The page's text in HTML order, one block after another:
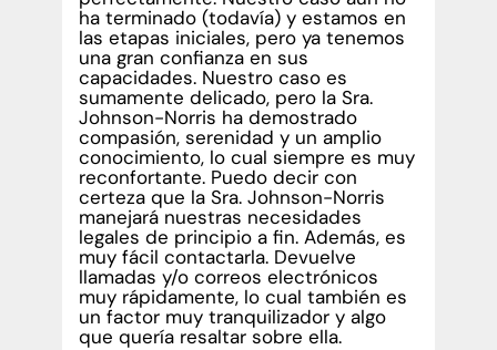
ha terminado (todavía) y estamos en
las etapas iniciales, pero ya tenemos
una gran confianza en sus
capacidades. Nuestro caso es
sumamente delicado, pero la Sra.
Johnson-Norris ha demostrado
compasión, serenidad y un amplio
conocimiento, lo cual siempre es muy
reconfortante. Puedo decir con
certeza que la Sra. Johnson-Norris
manejará nuestras necesidades
legales de principio a fin. Además, es
muy fácil contactarla. Devuelve
llamadas y/o correos electrónicos
muy rápidamente, lo cual también es
un factor muy tranquilizador y algo
que quería resaltar sobre ella.